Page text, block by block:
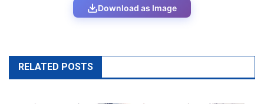
Download as Image
RELATED POSTS